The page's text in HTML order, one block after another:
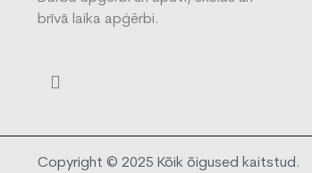
brīvā laika apģērbi.
Copyright © 2025 Kõik õigused kaitstud.